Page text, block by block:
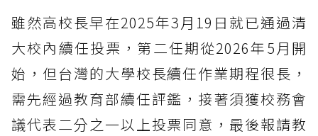
雖然高校長早在2025年3月19日就已通過清
大校內續任投票，第二任期從2026年5月開
始，但台灣的大學校長續任作業期程很長，
需先經過教育部續任評鑑，接著須獲校務會
議代表二分之一以上投票同意，最後報請教